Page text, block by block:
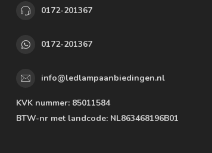
0172-201367
0172-201367
info@ledlampaanbiedingen.nl
KVK nummer: 85011584
BTW-nr met landcode: NL863468196B01